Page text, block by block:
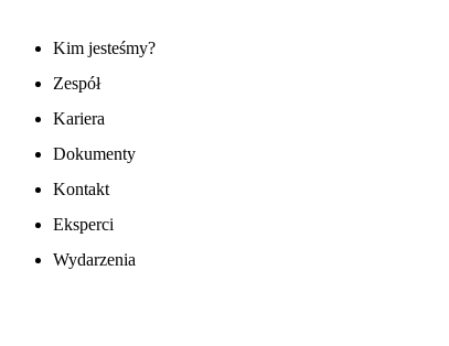
Kim jesteśmy?
Zespół
Kariera
Dokumenty
Kontakt
Eksperci
Wydarzenia